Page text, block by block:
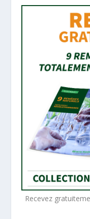
Recevez